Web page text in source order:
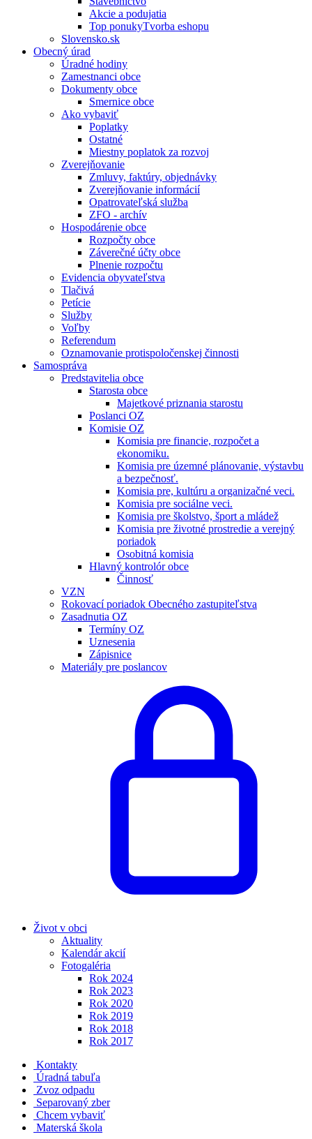
Akcie a podujatia
Top ponukyTvorba eshopu
Slovensko.sk
Obecný úrad
Úradné hodiny
Zamestnanci obce
Dokumenty obce
Smernice obce
Ako vybaviť
Poplatky
Ostatné
Miestny poplatok za rozvoj
Zverejňovanie
Zmluvy, faktúry, objednávky
Zverejňovanie informácií
Opatrovateľská služba
ZFO - archív
Hospodárenie obce
Rozpočty obce
Záverečné účty obce
Plnenie rozpočtu
Evidencia obyvateľstva
Tlačivá
Petície
Služby
Voľby
Referendum
Oznamovanie protispoločenskej činnosti
Samospráva
Predstavitelia obce
Starosta obce
Majetkové priznania starostu
Poslanci OZ
Komisie OZ
Komisia pre financie, rozpočet a
ekonomiku.
Komisia pre územné plánovanie, výstavbu
a bezpečnosť.
Komisia pre, kultúru a organizačné veci.
Komisia pre sociálne veci.
Komisia pre školstvo, šport a mládež
Komisia pre životné prostredie a verejný
poriadok
Osobitná komisia
Hlavný kontrolór obce
Činnosť
VZN
Rokovací poriadok Obecného zastupiteľstva
Zasadnutia OZ
Termíny OZ
Uznesenia
Zápisnice
Materiály pre poslancov
Život v obci
Aktuality
Kalendár akcií
Fotogaléria
Rok 2024
Rok 2023
Rok 2020
Rok 2019
Rok 2018
Rok 2017
Kontakty
Úradná tabuľa
Zvoz odpadu
Separovaný zber
Chcem vybaviť
Materská škola